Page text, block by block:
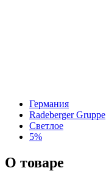
Германия
Radeberger Gruppe
Светлое
5%
О товаре